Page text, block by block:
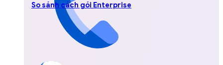
So sánh cách gói Enterprise